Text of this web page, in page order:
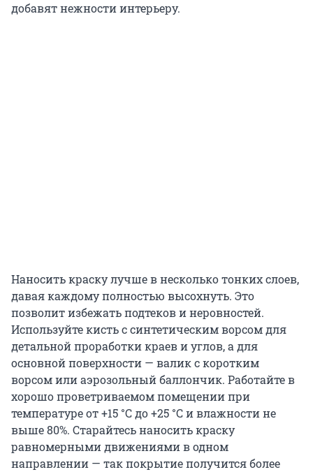
добавят нежности интерьеру.
Наносить краску лучше в несколько тонких слоев,
давая каждому полностью высохнуть. Это
позволит избежать подтеков и неровностей.
Используйте кисть с синтетическим ворсом для
детальной проработки краев и углов, а для
основной поверхности — валик с коротким
ворсом или аэрозольный баллончик. Работайте в
хорошо проветриваемом помещении при
температуре от +15 °C до +25 °C и влажности не
выше 80%. Старайтесь наносить краску
равномерными движениями в одном
направлении — так покрытие получится более